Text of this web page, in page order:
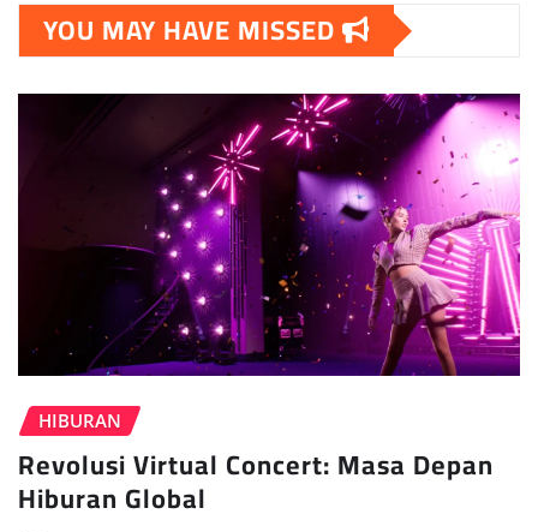
YOU MAY HAVE MISSED
HIBURAN
Revolusi Virtual Concert: Masa Depan
Hiburan Global